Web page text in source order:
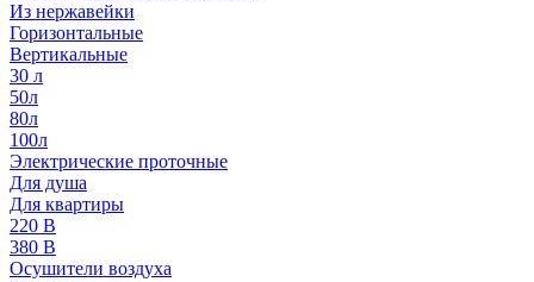
Из нержавейки
Горизонтальные
Вертикальные
30 л
50л
80л
100л
Электрические проточные
Для душа
Для квартиры
220 В
380 В
Осушители воздуха